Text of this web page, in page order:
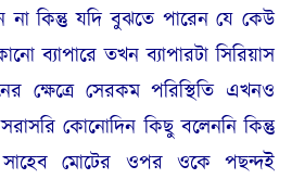
কিন্তু যদি বুঝতে পারেন যে কেউ
ব্যাপারে তখন ব্যাপারটা সিরিয়াস
ক্ষেত্রে সেরকম পরিস্থিতি এখনও
কোনোদিন কিছু বলেননি কিন্তু
মোটের ওপর ওকে পছন্দই